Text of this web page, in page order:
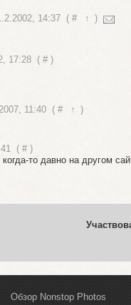
14:37 ( # ↑ )
17:28 ( # )
11:40 ( # ↑ )
( # )
то давно на другом
Обзор Nonstop Photos